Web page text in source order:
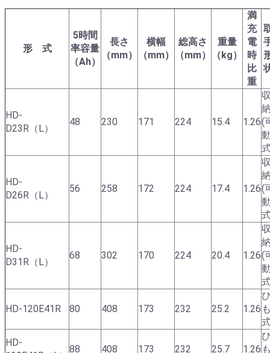
形 式
5時間
率容量
（Ah）
長さ
（mm）
横幅
（mm）
総高さ
（mm）
重量
（kg）
満
充
電
時
比
重
HD-
D23R（L）
48 230 171 224 15.4 1.26(
HD-
D26R（L）
56 258 172 224 17.4 1.26(
HD-
D31R（L）
68 302 170 224 20.4 1.26(
HD-120E41R 80 408 173 232 25.2 1.26
HD-
88 408 173 232 25.7 1.26